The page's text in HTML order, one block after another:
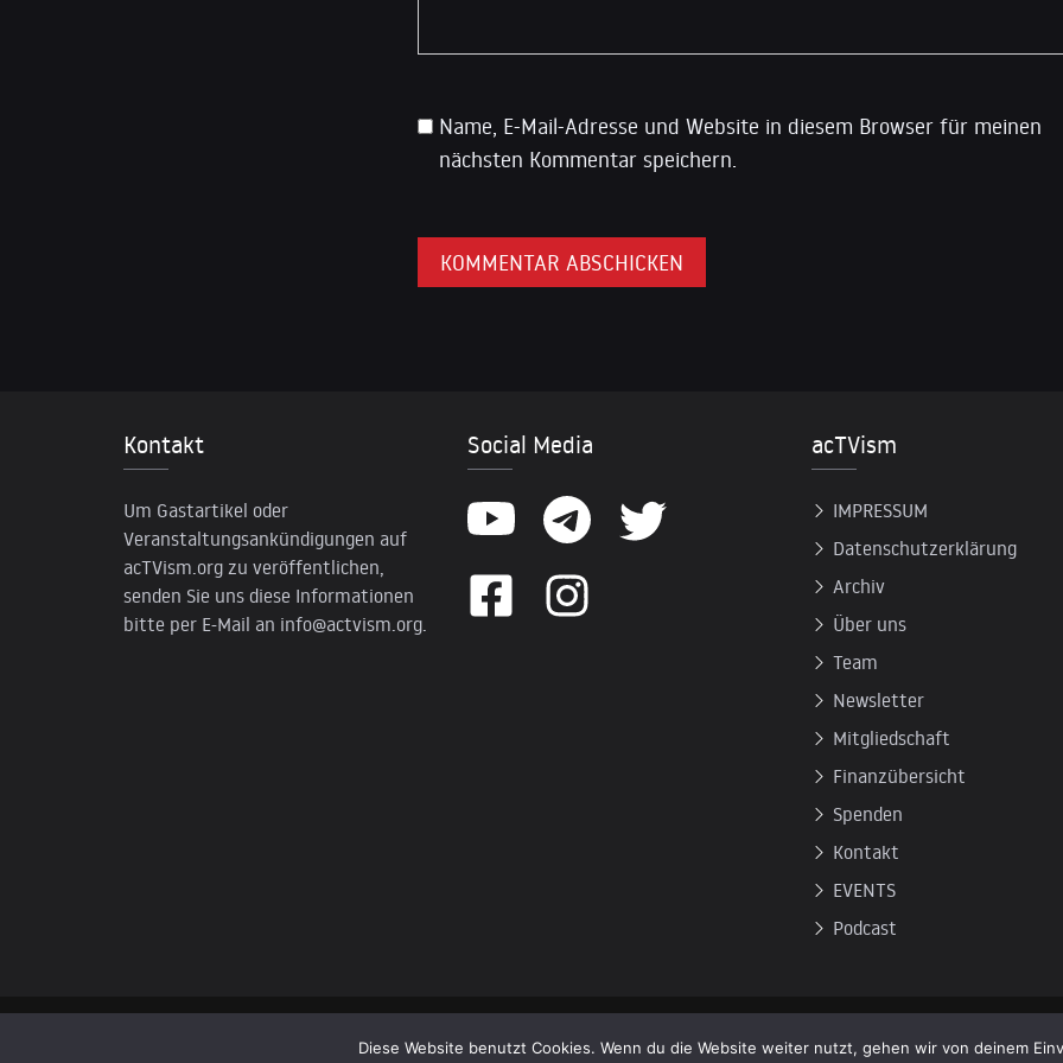
Name, E-Mail-Adresse und Website in diesem Browser für meinen
nächsten Kommentar speichern.
Kontakt
Um Gastartikel oder
Veranstaltungsankündigungen auf
acTVism.org zu veröffentlichen,
senden Sie uns diese Informationen
bitte per E-Mail an info@actvism.org.
Social Media acTVism
IMPRESSUM
Datenschutzerklärung
Archiv
Über uns
Team
Newsletter
Mitgliedschaft
Finanzübersicht
Spenden
Kontakt
EVENTS
Podcast
© 2026 AcTVism Munich e.V. | All rights reserved.Diese Website benutzt Cookies. Wenn du die Website weiter nutzt, gehen wir von deinem